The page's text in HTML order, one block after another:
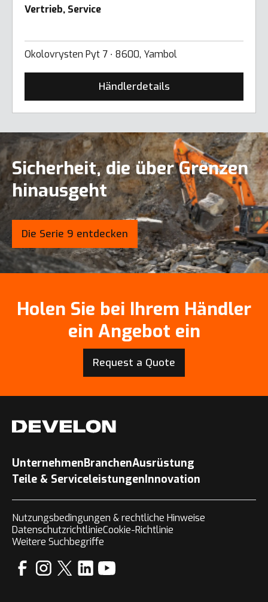
Vertrieb, Service
Okolovrysten Pyt 7 ∙ 8600, Yambol
Händlerdetails
Sicherheit, die über Grenzen
hinausgeht
Die Serie 9 entdecken
Holen Sie bei Ihrem Händler
ein Angebot ein
Request a Quote
UnternehmenBranchenAusrüstung
Teile & ServiceleistungenInnovation
Nutzungsbedingungen & rechtliche Hinweise
DatenschutzrichtlinieCookie-Richtlinie
Weitere Suchbegriffe